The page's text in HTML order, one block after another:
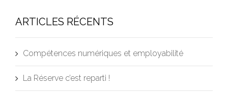
ARTICLES RÉCENTS
Compétences numériques et employabilité
La Réserve c’est reparti !